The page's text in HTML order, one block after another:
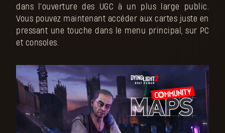
dans l'ouverture des UGC à un plus large public.
Vous pouvez maintenant accéder aux cartes juste en
pressant une touche dans le menu principal, sur PC
et consoles.